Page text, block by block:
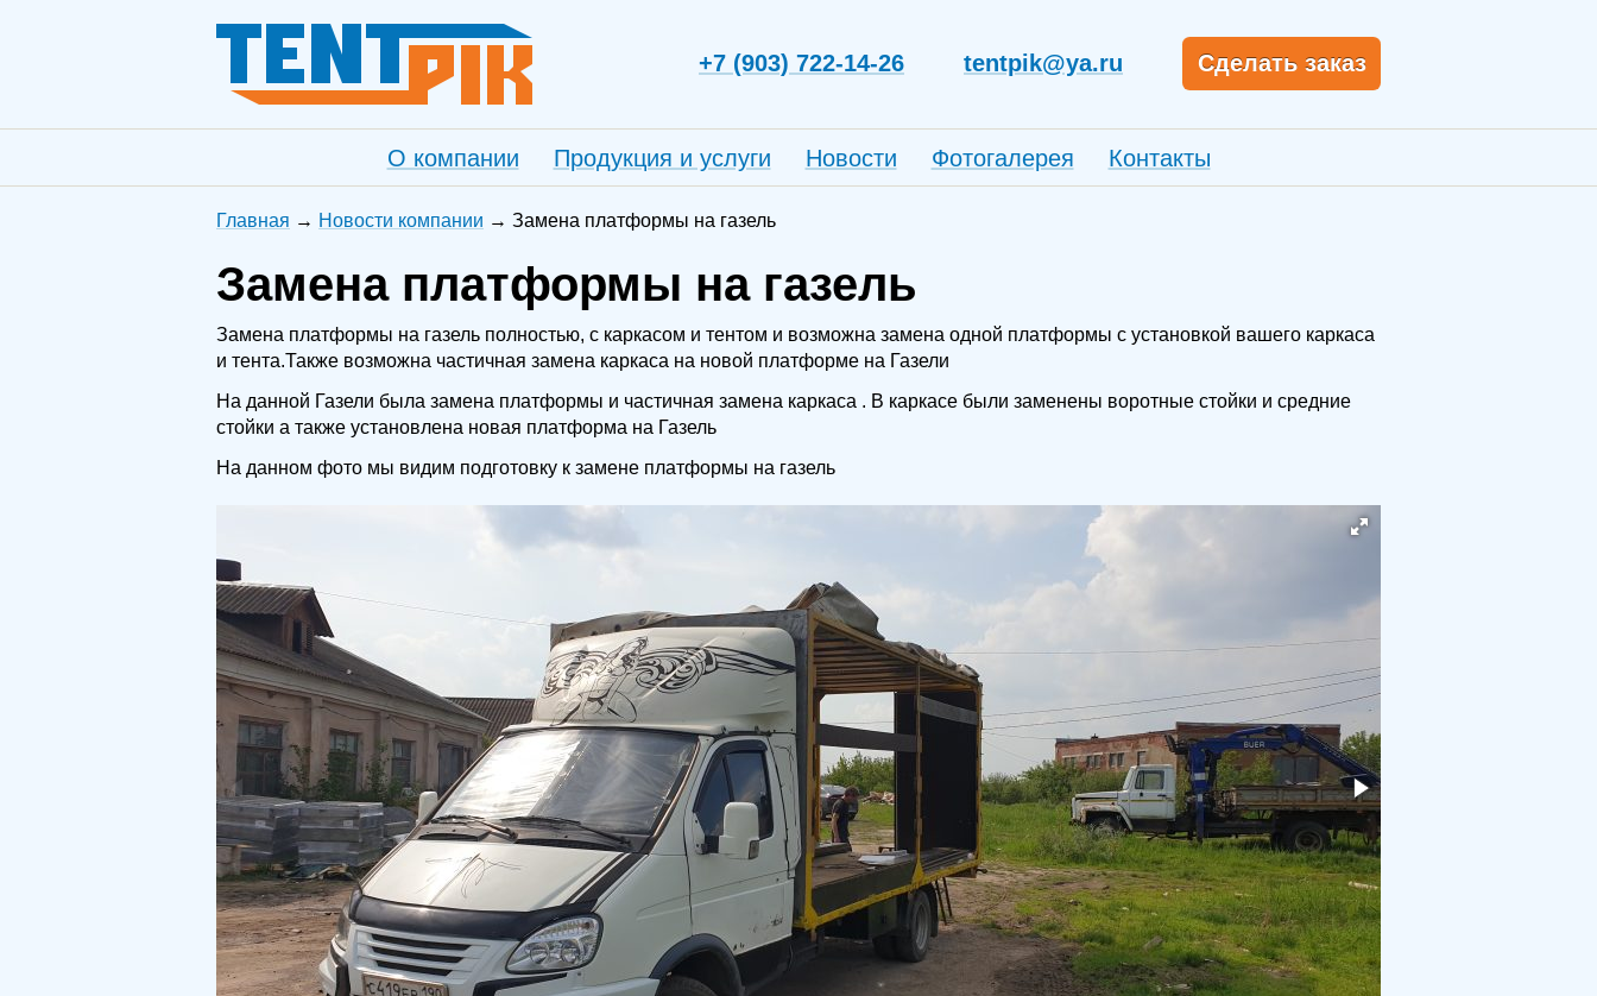
+7 (903) 722-14-26 tentpik@ya.ru Сделать заказ
О компании Продукция и услуги Новости Фотогалерея Контакты
Главная Новости компании Замена платформы на газель
Замена платформы на газель
Замена платформы на газель полностью, с каркасом и тентом и возможна замена одной платформы с установкой вашего каркаса
и тента.Также возможна частичная замена каркаса на новой платформе на Газели
На данной Газели была замена платформы и частичная замена каркаса . В каркасе были заменены воротные стойки и средние
стойки а также установлена новая платформа на Газель
На данном фото мы видим подготовку к замене платформы на газель